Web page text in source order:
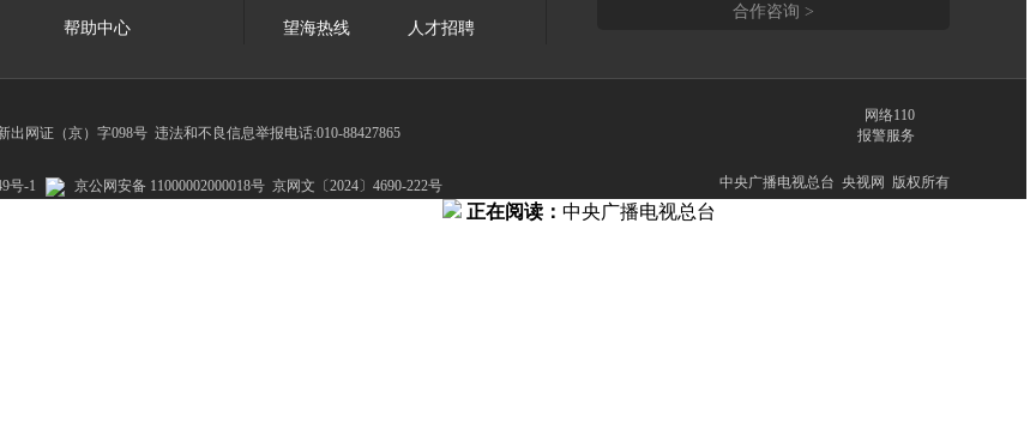
帮助中心 望海热线 人才招聘
合作咨询 >
出网证（京）字098号 违法和不良信息举报电话:010-88427865
号-1 京公网安备 11000002000018号 京网文〔2024〕4690-222号
网络110
报警服务
中央广播电视总台 央视网 版权所有
正在阅读： 中央广播电视总台